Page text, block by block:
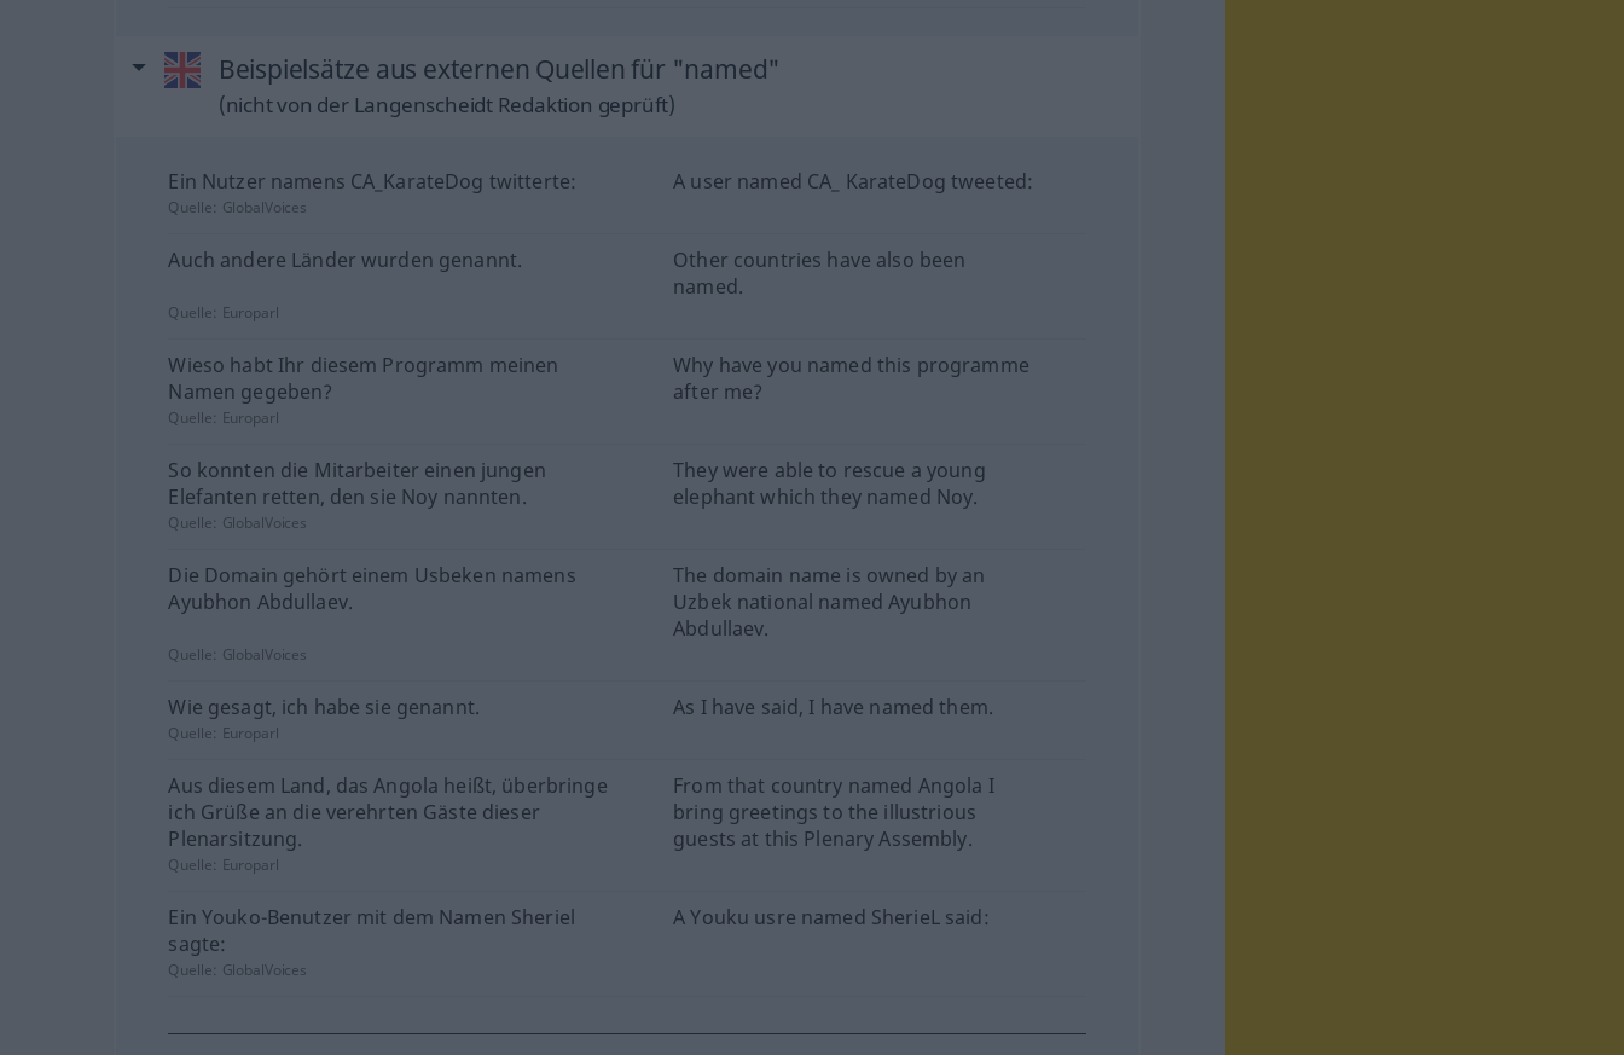
Beispielsätze aus externen Quellen für "named"
(nicht von der Langenscheidt Redaktion geprüft)
Ein Nutzer namens CA_KarateDog twitterte: A user named CA_ KarateDog tweeted:
Quelle: GlobalVoices
Auch andere Länder wurden genannt.
Other countries have also been
named.
Quelle: Europarl
Wieso habt Ihr diesem Programm meinen
Namen gegeben?
Why have you named this programme
after me?
Quelle: Europarl
So konnten die Mitarbeiter einen jungen
Elefanten retten, den sie Noy nannten.
They were able to rescue a young
elephant which they named Noy.
Quelle: GlobalVoices
Die Domain gehört einem Usbeken namens
Ayubhon Abdullaev.
The domain name is owned by an
Uzbek national named Ayubhon
Abdullaev.
Quelle: GlobalVoices
Wie gesagt, ich habe sie genannt. As I have said, I have named them.
Quelle: Europarl
Aus diesem Land, das Angola heißt, überbringe
ich Grüße an die verehrten Gäste dieser
Plenarsitzung.
From that country named Angola I
bring greetings to the illustrious
guests at this Plenary Assembly.
Quelle: Europarl
Ein Youko-Benutzer mit dem Namen Sheriel
sagte:
A Youku usre named SherieL said:
Quelle: GlobalVoices